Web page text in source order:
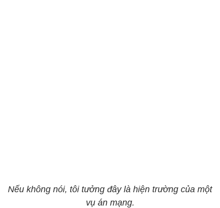
Nếu không nói, tôi tưởng đây là hiện trường của một
vụ án mạng.